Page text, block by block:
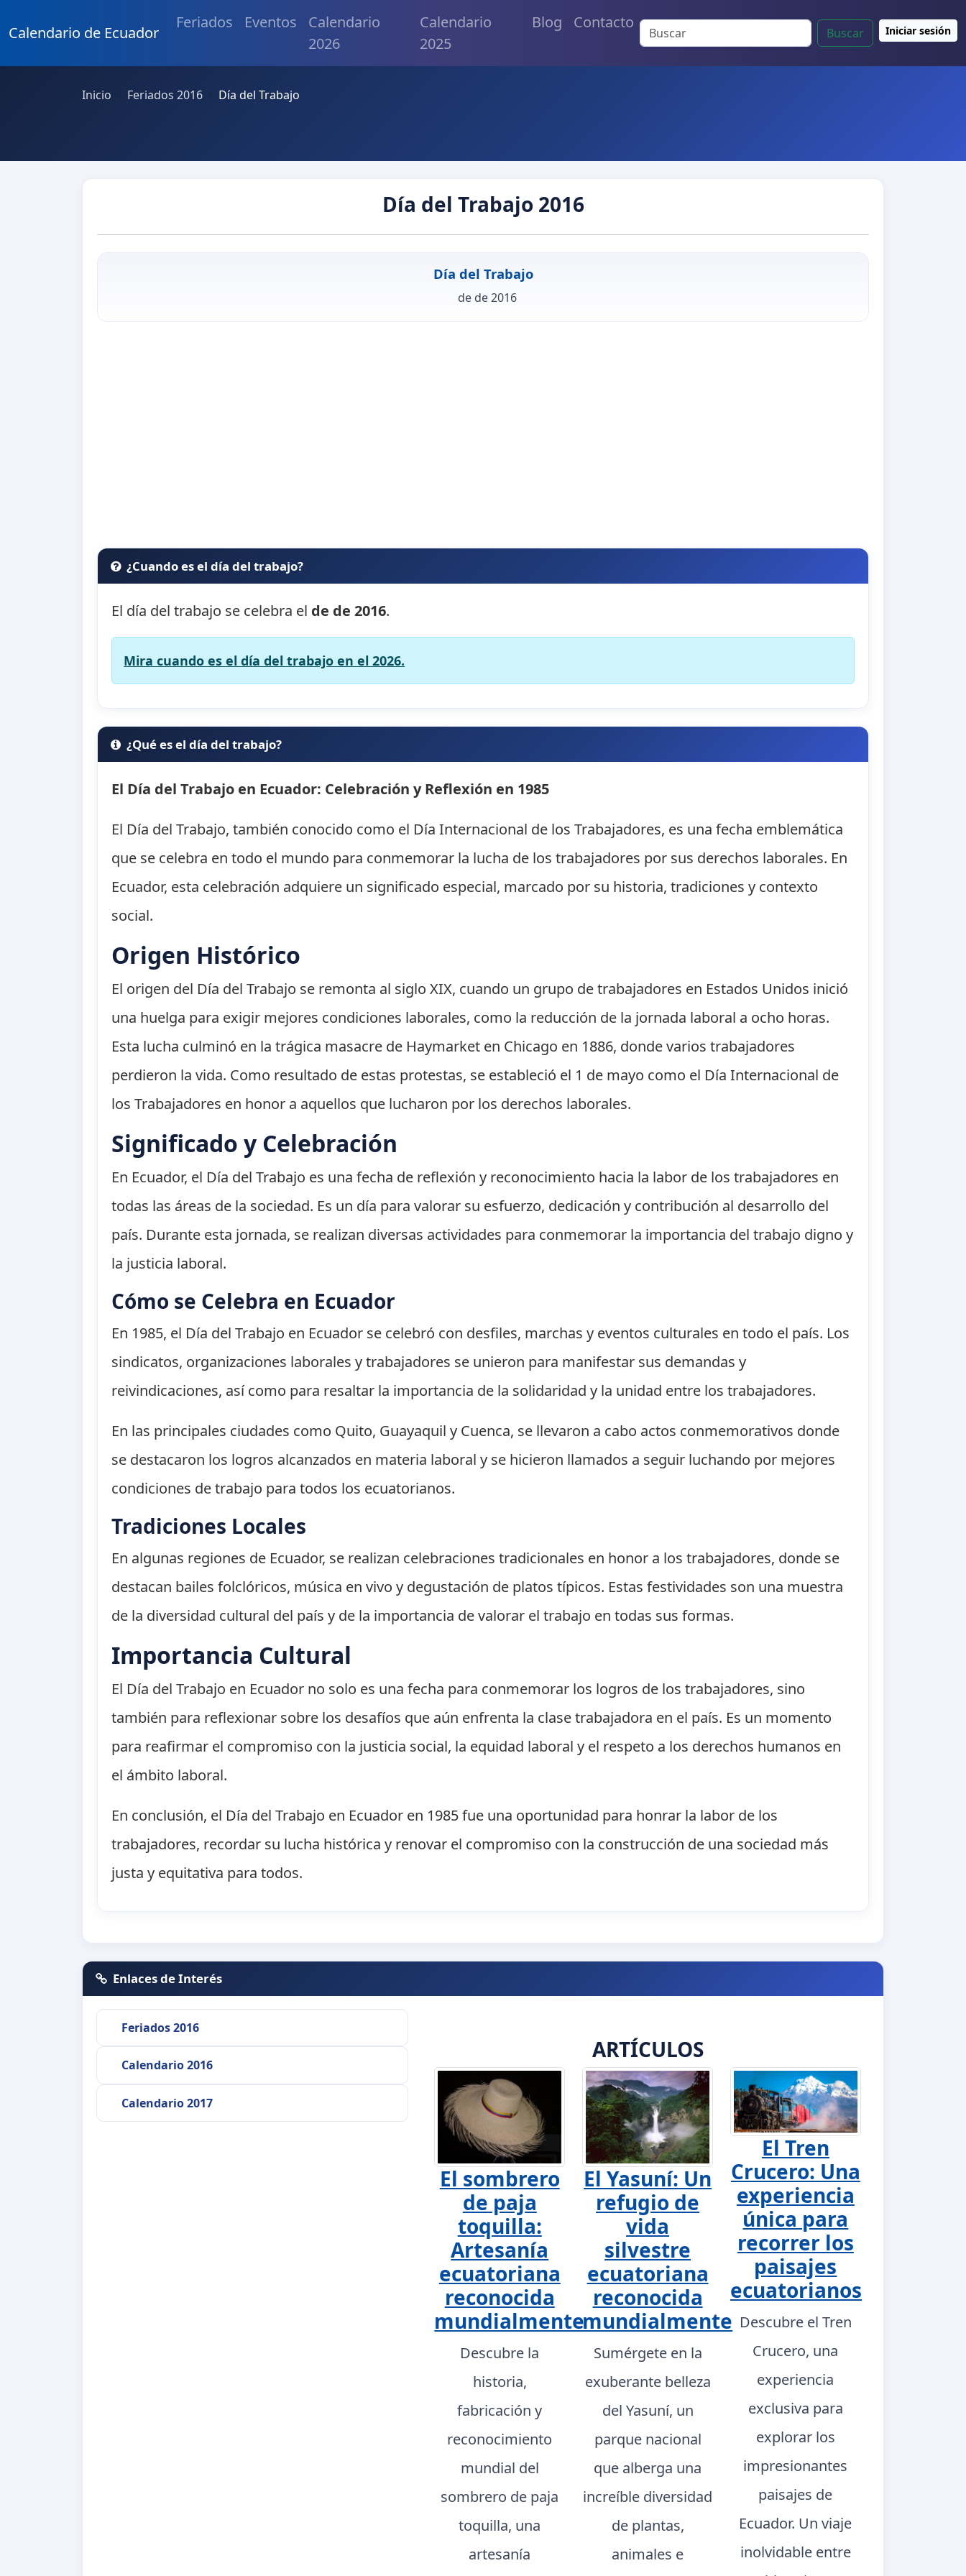
Calendario de Ecuador
Feriados Eventos
Calendario
2026
Calendario
2025
Blog Contacto
Buscar Iniciar sesión
Inicio Feriados 2016 Día del Trabajo
Día del Trabajo 2016
Día del Trabajo
de de 2016
¿Cuando es el día del trabajo?
El día del trabajo se celebra el de de 2016.
Mira cuando es el día del trabajo en el 2026.
¿Qué es el día del trabajo?
El Día del Trabajo en Ecuador: Celebración y Reflexión en 1985
El Día del Trabajo, también conocido como el Día Internacional de los Trabajadores, es una fecha emblemática
que se celebra en todo el mundo para conmemorar la lucha de los trabajadores por sus derechos laborales. En
Ecuador, esta celebración adquiere un significado especial, marcado por su historia, tradiciones y contexto
social.
Origen Histórico
El origen del Día del Trabajo se remonta al siglo XIX, cuando un grupo de trabajadores en Estados Unidos inició
una huelga para exigir mejores condiciones laborales, como la reducción de la jornada laboral a ocho horas.
Esta lucha culminó en la trágica masacre de Haymarket en Chicago en 1886, donde varios trabajadores
perdieron la vida. Como resultado de estas protestas, se estableció el 1 de mayo como el Día Internacional de
los Trabajadores en honor a aquellos que lucharon por los derechos laborales.
Significado y Celebración
En Ecuador, el Día del Trabajo es una fecha de reflexión y reconocimiento hacia la labor de los trabajadores en
todas las áreas de la sociedad. Es un día para valorar su esfuerzo, dedicación y contribución al desarrollo del
país. Durante esta jornada, se realizan diversas actividades para conmemorar la importancia del trabajo digno y
la justicia laboral.
Cómo se Celebra en Ecuador
En 1985, el Día del Trabajo en Ecuador se celebró con desfiles, marchas y eventos culturales en todo el país. Los
sindicatos, organizaciones laborales y trabajadores se unieron para manifestar sus demandas y
reivindicaciones, así como para resaltar la importancia de la solidaridad y la unidad entre los trabajadores.
En las principales ciudades como Quito, Guayaquil y Cuenca, se llevaron a cabo actos conmemorativos donde
se destacaron los logros alcanzados en materia laboral y se hicieron llamados a seguir luchando por mejores
condiciones de trabajo para todos los ecuatorianos.
Tradiciones Locales
En algunas regiones de Ecuador, se realizan celebraciones tradicionales en honor a los trabajadores, donde se
destacan bailes folclóricos, música en vivo y degustación de platos típicos. Estas festividades son una muestra
de la diversidad cultural del país y de la importancia de valorar el trabajo en todas sus formas.
Importancia Cultural
El Día del Trabajo en Ecuador no solo es una fecha para conmemorar los logros de los trabajadores, sino
también para reflexionar sobre los desafíos que aún enfrenta la clase trabajadora en el país. Es un momento
para reafirmar el compromiso con la justicia social, la equidad laboral y el respeto a los derechos humanos en
el ámbito laboral.
En conclusión, el Día del Trabajo en Ecuador en 1985 fue una oportunidad para honrar la labor de los
trabajadores, recordar su lucha histórica y renovar el compromiso con la construcción de una sociedad más
justa y equitativa para todos.
Enlaces de Interés
Feriados 2016
Calendario 2016
Calendario 2017
ARTÍCULOS
El sombrero
de paja
toquilla:
Artesanía
ecuatoriana
reconocida
mundialmente
Descubre la
historia,
fabricación y
reconocimiento
mundial del
sombrero de paja
toquilla, una
artesanía
El Yasuní: Un
refugio de
vida
silvestre
ecuatoriana
reconocida
mundialmente
Sumérgete en la
exuberante belleza
del Yasuní, un
parque nacional
que alberga una
increíble diversidad
de plantas,
animales e
El Tren
Crucero: Una
experiencia
única para
recorrer los
paisajes
ecuatorianos
Descubre el Tren
Crucero, una
experiencia
exclusiva para
explorar los
impresionantes
paisajes de
Ecuador. Un viaje
inolvidable entre